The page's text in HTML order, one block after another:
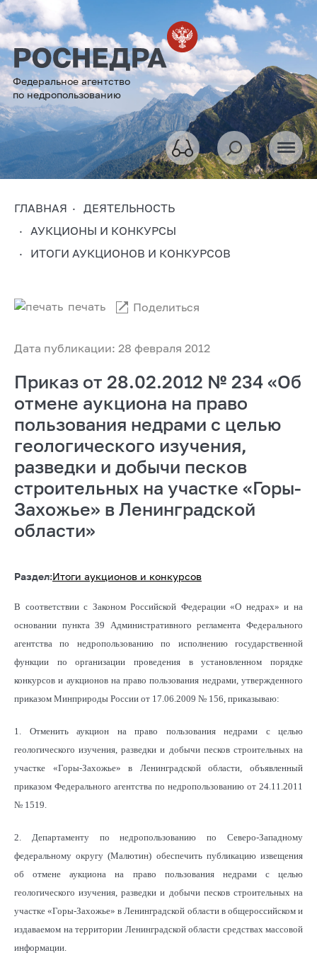
Федеральное агентство
по недропользованию
ГЛАВНАЯ
ДЕЯТЕЛЬНОСТЬ
АУКЦИОНЫ И КОНКУРСЫ
ИТОГИ АУКЦИОНОВ И КОНКУРСОВ
Дата публикации: 28 февраля 2012
печать Поделиться
Приказ от 28.02.2012 № 234 «Об
отмене аукциона на право
пользования недрами с целью
геологического изучения,
разведки и добычи песков
строительных на участке «Горы-
Захожье» в Ленинградской
области»
Раздел:Итоги аукционов и конкурсов
В соответствии с Законом Российской Федерации «О недрах» и на
основании пункта 39 Административного регламента Федерального
агентства по недропользованию по исполнению государственной
функции по организации проведения в установленном порядке
конкурсов и аукционов на право пользования недрами, утвержденного
приказом Минприроды России от 17.06.2009 № 156, приказываю:
1. Отменить аукцион на право пользования недрами с целью
геологического изучения, разведки и добычи песков строительных на
участке «Горы-Захожье» в Ленинградской области, объявленный
приказом Федерального агентства по недропользованию от 24.11.2011
№ 1519.
2. Департаменту по недропользованию по Северо-Западному
федеральному округу (Малютин) обеспечить публикацию извещения
об отмене аукциона на право пользования недрами с целью
геологического изучения, разведки и добычи песков строительных на
участке «Горы-Захожье» в Ленинградской области в общероссийском и
издаваемом на территории Ленинградской области средствах массовой
информации.